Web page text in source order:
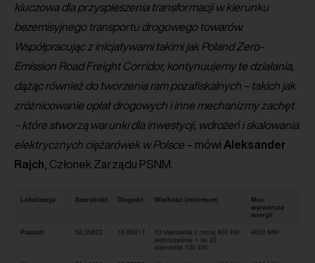
kluczowa dla przyspieszenia transformacji w kierunku
bezemisyjnego transportu drogowego towarów.
Współpracując z inicjatywami takimi jak Poland Zero-
Emission Road Freight Corridor, kontynuujemy te działania,
dążąc również do tworzenia ram pozafiskalnych – takich jak
zróżnicowanie opłat drogowych i inne mechanizmy zachęt
– które stworzą warunki dla inwestycji, wdrożeń i skalowania
elektrycznych ciężarówek w Polsce – mówi Aleksander
Rajch , Członek Zarządu PSNM.